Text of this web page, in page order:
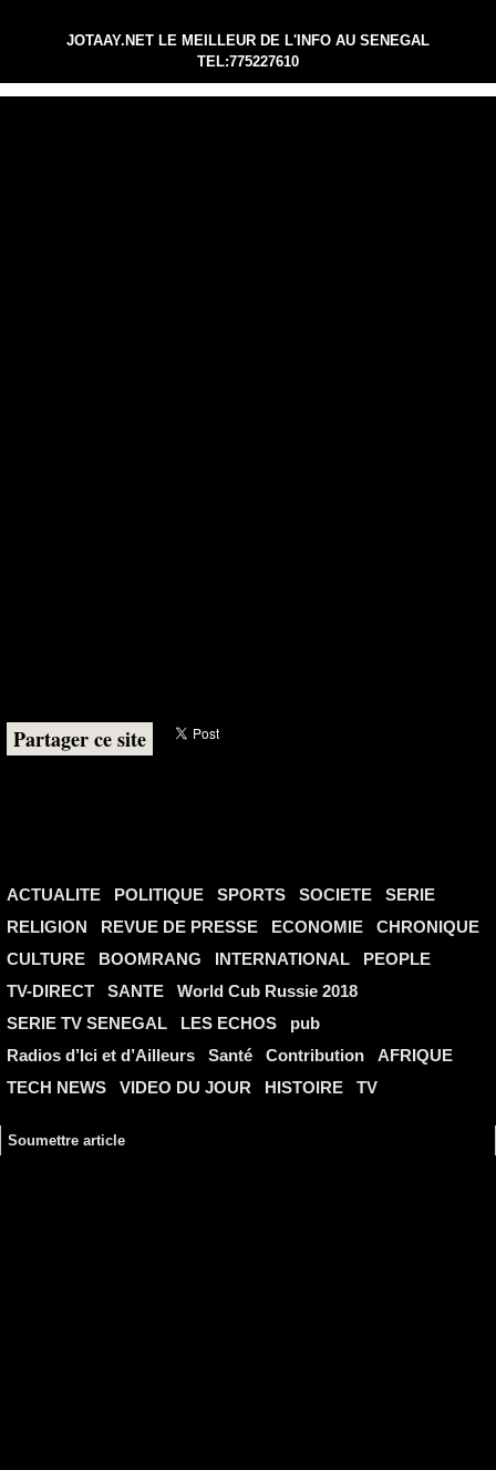
JOTAAY.NET LE MEILLEUR DE L'INFO AU SENEGAL
TEL:775227610
Partager ce site
ACTUALITE POLITIQUE SPORTS SOCIETE
SERIE
RELIGION
REVUE DE PRESSE ECONOMIE
CHRONIQUE
CULTURE
BOOMRANG INTERNATIONAL
PEOPLE
TV-DIRECT
SANTE
World Cub Russie 2018
SERIE TV SENEGAL
LES ECHOS
pub
Radios d’Ici et d’Ailleurs
Santé Contribution
AFRIQUE
TECH NEWS
VIDEO DU JOUR HISTOIRE TV
Soumettre article